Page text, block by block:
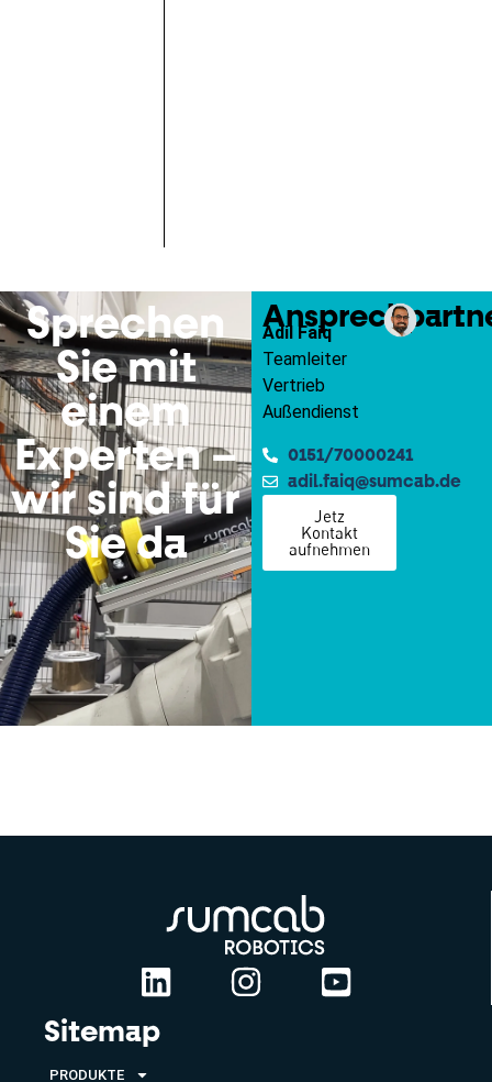
Sprechen
Sie mit
einem
Experten –
wir sind für
Sie da
Adil Faiq
Teamleiter
Vertrieb
Außendienst
0151/70000241
adil.faiq@sumcab.de
Jetz
Kontakt
aufnehmen
Sitemap
PRODUKTE